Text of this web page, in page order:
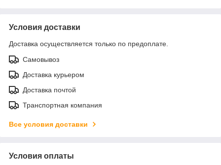
Условия доставки
Доставка осуществляется только по предоплате.
Самовывоз
Доставка курьером
Доставка почтой
Транспортная компания
Все условия доставки
Условия оплаты